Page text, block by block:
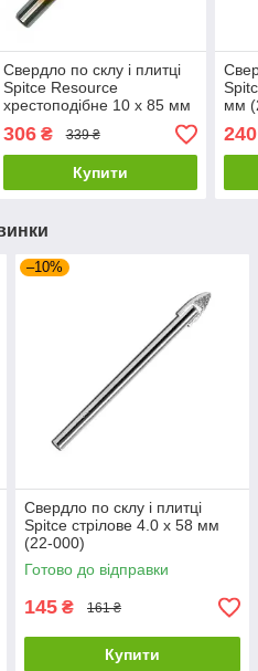
Свердло по склу і плитці
Spitce Resource
хрестоподібне 10 х 85 мм
(22-010)
306₴ 339 ₴
Купити
мм
240
–10%
Свердло по склу і плитці
Spitce стрілове 4.0 х 58 мм
(22-000)
Готово до відправки
145 ₴ 161 ₴
Купити